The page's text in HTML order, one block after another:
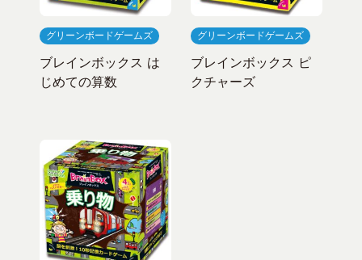
グリーンボードゲームズ
ブレインボックス は
じめての算数
グリーンボードゲームズ
ブレインボックス ピ
クチャーズ